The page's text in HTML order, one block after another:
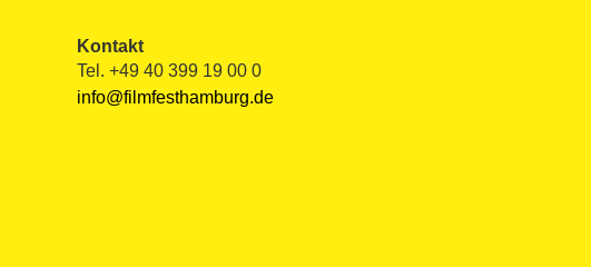
Kontakt
Tel. +49 40 399 19 00 0
info@filmfesthamburg.de